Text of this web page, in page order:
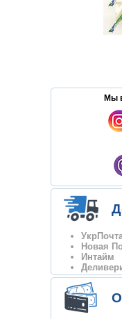
Мы
Новая
Интайм